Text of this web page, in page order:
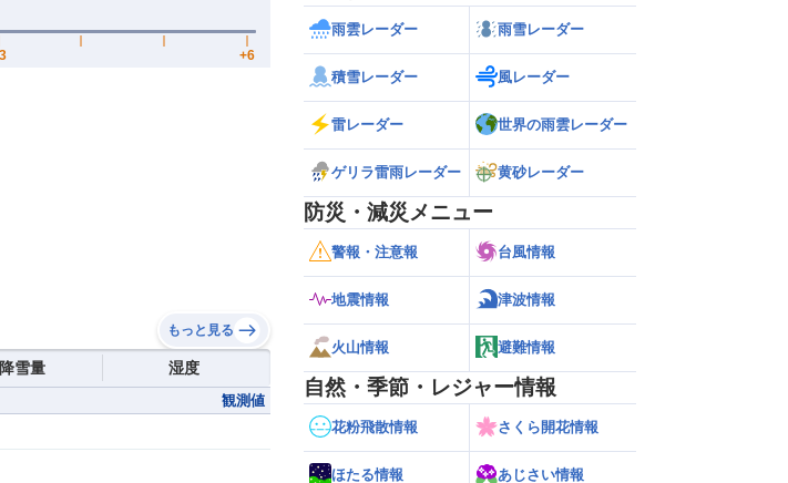
もっと見る
降雪量 湿度
観測値
雨雲レーダー 雨雪レーダー
積雪レーダー 風レーダー
雷レーダー 世界の雨雲レーダー
ゲリラ雷雨レーダー 黄砂レーダー
防災・減災メニュー
警報・注意報 台風情報
地震情報 津波情報
火山情報 避難情報
自然・季節・レジャー情報
花粉飛散情報 さくら開花情報
ほたる情報 あじさい情報